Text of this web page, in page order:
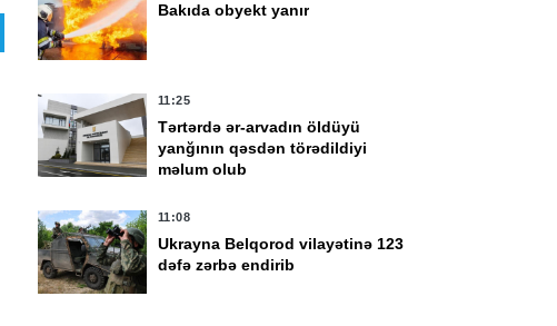
Bakıda obyekt yanır
11:25
Tərtərdə ər-arvadın öldüyü
yanğının qəsdən törədildiyi
məlum olub
11:08
Ukrayna Belqorod vilayətinə 123
dəfə zərbə endirib